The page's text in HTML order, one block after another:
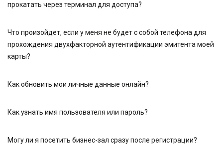
прокатать через терминал для доступа?
Что произойдет, если у меня не будет с собой телефона для
прохождения двухфакторной аутентификации эмитента моей
карты?
Как обновить мои личные данные онлайн?
Как узнать имя пользователя или пароль?
Могу ли я посетить бизнес-зал сразу после регистрации?